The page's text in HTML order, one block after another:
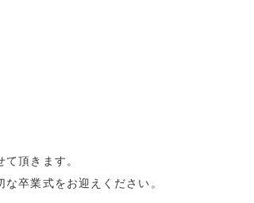
頂きます。
卒業式をお迎えください。